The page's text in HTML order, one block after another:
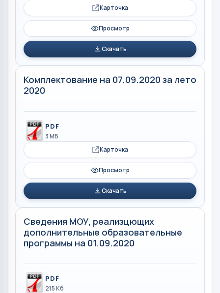
Карточка
Просмотр
Скачать
Комплектование на 07.09.2020 за лето
2020
PDF
3 МБ
Карточка
Просмотр
Скачать
Сведения МОУ, реализцющих
дополнительные образовательные
программы на 01.09.2020
PDF
215 Кб